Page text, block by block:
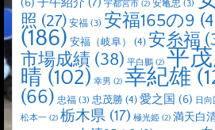
(6)
宇都宮市 (2) 安亀忠 (3)
照 (27) 安福 (3) 安福165の9
(186) 安福（岐阜） (4) 安糸福
市場成績 (38) 平白鵬 (2) 平
晴 (102) 幸男 (2) 幸紀雄
(66) 忠福 (3) 忠茂勝 (4) 愛之国 (6) 日向
松本一 (2) 栃木県 (17) 極光姫 (2) 満天白